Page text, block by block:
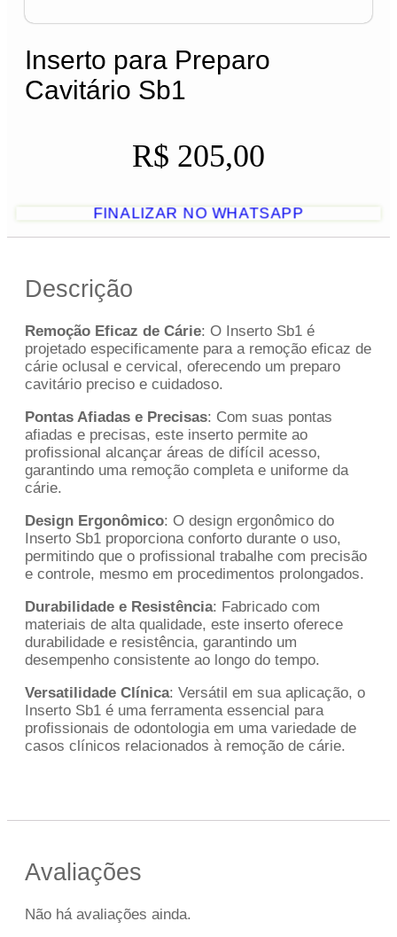
Inserto para Preparo
Cavitário Sb1
R$ 205,00
FINALIZAR NO WHATSAPP
Descrição
Remoção Eficaz de Cárie: O Inserto Sb1 é
projetado especificamente para a remoção eficaz de
cárie oclusal e cervical, oferecendo um preparo
cavitário preciso e cuidadoso.
Pontas Afiadas e Precisas: Com suas pontas
afiadas e precisas, este inserto permite ao
profissional alcançar áreas de difícil acesso,
garantindo uma remoção completa e uniforme da
cárie.
Design Ergonômico: O design ergonômico do
Inserto Sb1 proporciona conforto durante o uso,
permitindo que o profissional trabalhe com precisão
e controle, mesmo em procedimentos prolongados.
Durabilidade e Resistência: Fabricado com
materiais de alta qualidade, este inserto oferece
durabilidade e resistência, garantindo um
desempenho consistente ao longo do tempo.
Versatilidade Clínica: Versátil em sua aplicação, o
Inserto Sb1 é uma ferramenta essencial para
profissionais de odontologia em uma variedade de
casos clínicos relacionados à remoção de cárie.
Avaliações
Não há avaliações ainda.